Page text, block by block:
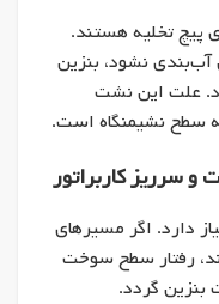
پیچ تخلیه هستند.
آب‌بندی نشود، بنزین
علت این نشت
سطح نشیمنگاه است.
سرریز کاربراتور
دارد. اگر مسیرهای
رفتار سطح سوخت
بنزین گردد.